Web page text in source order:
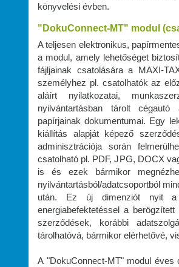
könyvelési évben.
"DokuConnect-MT" modul
A teljesen elektronikus,
a modul, amely lehetőséget
fájljainak csatolására a
személyhez pl. csatolhatók az
aláírt nyilatkozatai,
nyilvántartásban tárolt cégautó
papírjainak dokumentumai. Egy
kiállítás alapját képező
adminisztrációja során
csatolható pl. PDF, JPG, DOCX
is és ezek bármikor
nyilvántartásból/adatcsoportból
után. Ez új dimenziót nyit a
energiabefektetéssel a
szerződések, korábbi
tárolhatóvá, bármikor elérhetővé,
A "DokuConnect-MT" modul